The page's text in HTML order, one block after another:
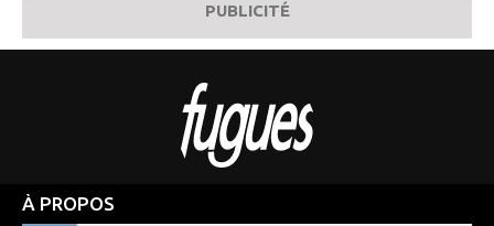
PUBLICITÉ
À PROPOS